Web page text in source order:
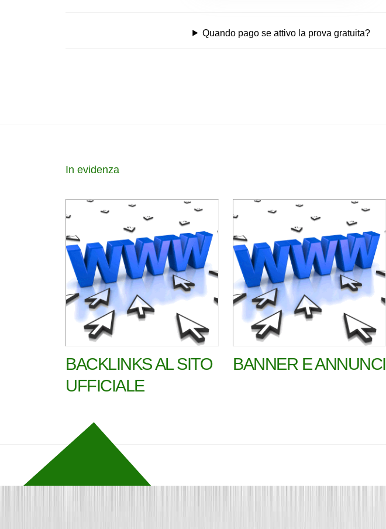
Quando pago se attivo la prova gratuita?
In evidenza
BACKLINKS AL SITO
UFFICIALE
BANNER E ANNUNCI